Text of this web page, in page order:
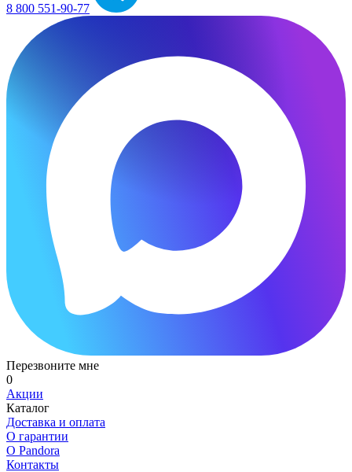
8 800 551-90-77
Перезвоните мне
0
Акции
Каталог
Доставка и оплата
О гарантии
О Pandora
Контакты